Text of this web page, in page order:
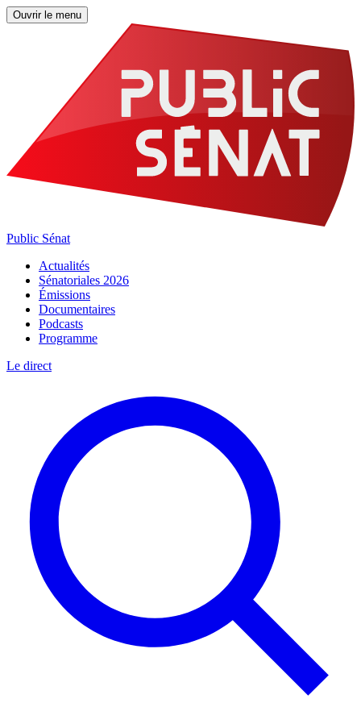
Ouvrir le menu
Public Sénat
Actualités
Sénatoriales 2026
Émissions
Documentaires
Podcasts
Programme
Le direct